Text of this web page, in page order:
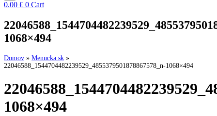
0.00 € 0 Cart
1068×494
Domov » Menucka.sk »
22046588_1544704482239529_4855379501878867578_n-1068×494
1068×494